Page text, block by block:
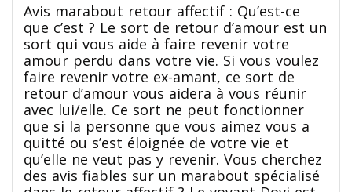
Avis marabout retour affectif : Qu’est-ce
que c’est ? Le sort de retour d’amour est un
sort qui vous aide à faire revenir votre
amour perdu dans votre vie. Si vous voulez
faire revenir votre ex-amant, ce sort de
retour d’amour vous aidera à vous réunir
avec lui/elle. Ce sort ne peut fonctionner
que si la personne que vous aimez vous a
quitté ou s’est éloignée de votre vie et
qu’elle ne veut pas y revenir. Vous cherchez
des avis fiables sur un marabout spécialisé